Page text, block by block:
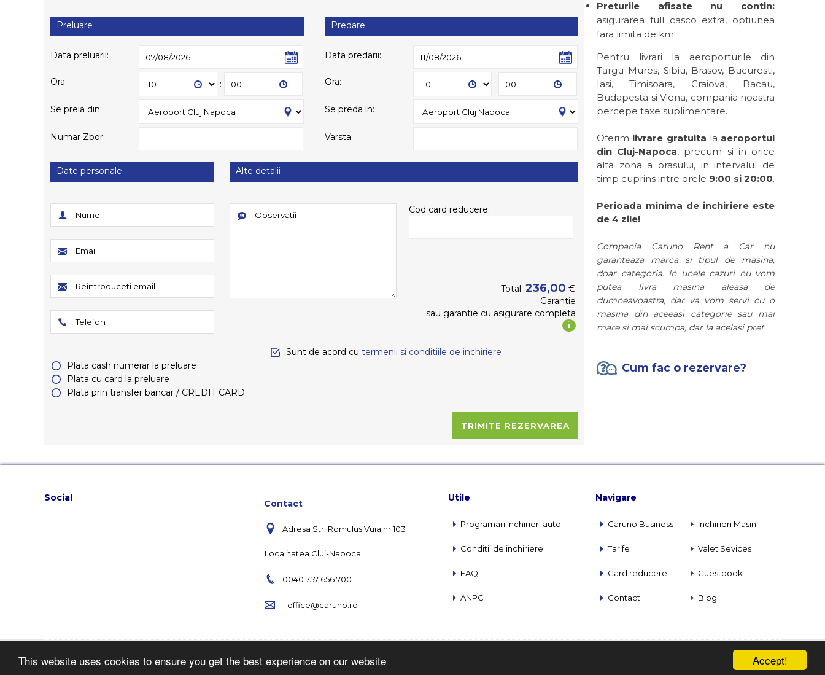
Accept!
This website uses cookies to ensure you get the best experience on our website
Preluare
Data preluarii:
Ora: :
Se preia din:
Numar Zbor:
Predare
Data predarii:
Ora: :
Se preda in:
Varsta:
Date personale Alte detalii
Cod card reducere:
Total:236,00 €
Garantie
sau garantie cu asigurare completa
i
Plata cash numerar la preluare
Plata cu card la preluare
Plata prin transfer bancar / CREDIT CARD
Sunt de acord cu termenii si conditiile de inchiriere
Preturile afisate nu contin:
asigurarea full casco extra, optiunea
fara limita de km.
Pentru livrari la aeroporturile din
Targu Mures, Sibiu, Brasov, Bucuresti,
Iasi, Timisoara, Craiova, Bacau,
Budapesta si Viena, compania noastra
percepe taxe suplimentare.
Oferim livrare gratuita la aeroportul
din Cluj-Napoca, precum si in orice
alta zona a orasului, in intervalul de
timp cuprins intre orele 9:00 si 20:00.
Perioada minima de inchiriere este
de 4 zile!
Compania Caruno Rent a Car nu
garanteaza marca si tipul de masina,
doar categoria. In unele cazuri nu vom
putea livra masina aleasa de
dumneavoastra, dar va vom servi cu o
masina din aceeasi categorie sau mai
mare si mai scumpa, dar la acelasi pret.
Cum fac o rezervare?
Social
Contact
Adresa Str. Romulus Vuia nr 103
Localitatea Cluj-Napoca
0040 757 656 700
office@caruno.ro
Utile
Programari inchirieri auto
Conditii de inchiriere
FAQ
ANPC
Navigare
Caruno Business
Tarife
Card reducere
Contact
Inchirieri Masini
Valet Sevices
Guestbook
Blog
Rezervare Online pentru Inchirieri Auto Cluj direct de la Aeroport